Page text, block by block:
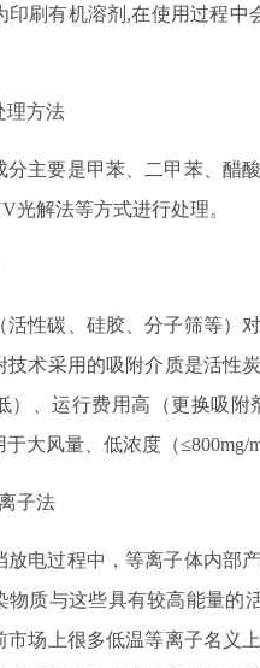
印刷有机溶剂,在使用过程
理方法
分主要是甲苯、二甲苯、醋
光解法等方式进行处理。
活性碳、硅胶、分子筛等）
技术采用的吸附介质是活性
）、运行费用高（更换吸
大风量、低浓度（
子法
放电过程中，等离子体内部
物质与这些具有较高能量的
市场上很多低温等离子名义